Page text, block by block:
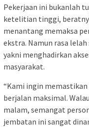
Pekerjaan ini bukanlah
ketelitian tinggi,
menantang memaksa
ekstra. Namun rasa
yakni menghadirkan
masyarakat.
“Kami ingin
berjalan maksimal.
malam, semangat
jembatan ini sangat